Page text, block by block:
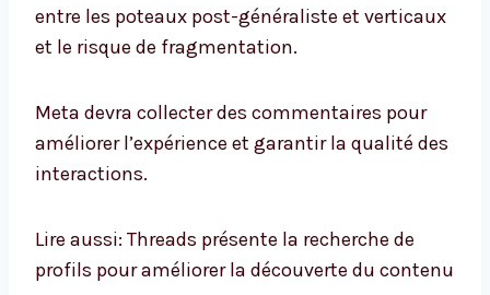
entre les poteaux post-généraliste et verticaux
et le risque de fragmentation.
Meta devra collecter des commentaires pour
améliorer l’expérience et garantir la qualité des
interactions.
Lire aussi: Threads présente la recherche de
profils pour améliorer la découverte du contenu